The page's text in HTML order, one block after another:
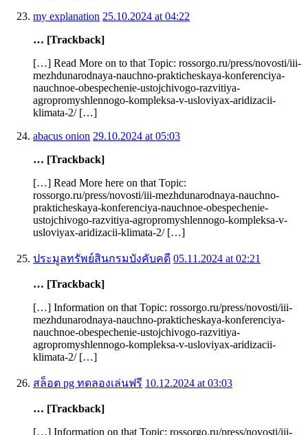
my explanation 25.10.2024 at 04:22
… [Trackback]
[…] Read More on to that Topic: rossorgo.ru/press/novosti/iii-
mezhdunarodnaya-nauchno-prakticheskaya-konferenciya-
nauchnoe-obespechenie-ustojchivogo-razvitiya-
agropromyshlennogo-kompleksa-v-usloviyax-aridizacii-
klimata-2/ […]
abacus onion 29.10.2024 at 05:03
… [Trackback]
[…] Read More here on that Topic:
rossorgo.ru/press/novosti/iii-mezhdunarodnaya-nauchno-
prakticheskaya-konferenciya-nauchnoe-obespechenie-
ustojchivogo-razvitiya-agropromyshlennogo-kompleksa-v-
usloviyax-aridizacii-klimata-2/ […]
ประมูลทรัพย์สินกรมบังคับคดี 05.11.2024 at 02:21
… [Trackback]
[…] Information on that Topic: rossorgo.ru/press/novosti/iii-
mezhdunarodnaya-nauchno-prakticheskaya-konferenciya-
nauchnoe-obespechenie-ustojchivogo-razvitiya-
agropromyshlennogo-kompleksa-v-usloviyax-aridizacii-
klimata-2/ […]
สล็อต pg ทดลองเล่นฟรี 10.12.2024 at 03:03
… [Trackback]
[…] Information on that Topic: rossorgo.ru/press/novosti/iii-